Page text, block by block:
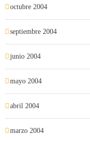
octubre 2004
septiembre 2004
junio 2004
mayo 2004
abril 2004
marzo 2004